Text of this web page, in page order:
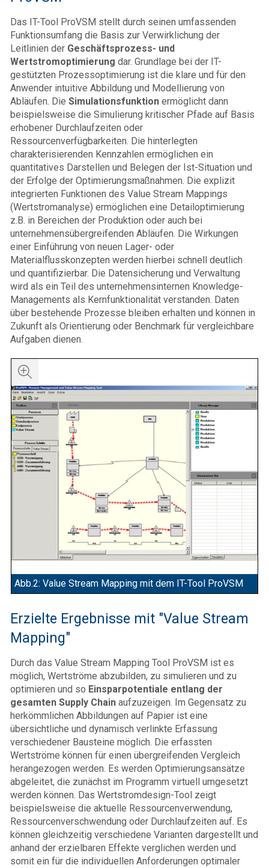
Das IT-Tool ProVSM stellt durch seinen umfassenden
Funktionsumfang die Basis zur Verwirklichung der
Leitlinien der Geschäftsprozess- und
Wertstromoptimierung dar. Grundlage bei der IT-
gestützten Prozessoptimierung ist die klare und für den
Anwender intuitive Abbildung und Modellierung von
Abläufen. Die Simulationsfunktion ermöglicht dann
beispielsweise die Simulierung kritischer Pfade auf Basis
erhobener Durchlaufzeiten oder
Ressourcenverfügbarkeiten. Die hinterlegten
charakterisierenden Kennzahlen ermöglichen ein
quantitatives Darstellen und Belegen der Ist-Situation und
der Erfolge der Optimierungsmaßnahmen. Die explizit
integrierten Funktionen des Value Stream Mappings
(Wertstromanalyse) ermöglichen eine Detailoptimierung
z.B. in Bereichen der Produktion oder auch bei
unternehmensübergreifenden Abläufen. Die Wirkungen
einer Einführung von neuen Lager- oder
Materialflusskonzepten werden hierbei schnell deutlich
und quantifizierbar. Die Datensicherung und Verwaltung
wird als ein Teil des unternehmensinternen Knowledge-
Managements als Kernfunktionalität verstanden. Daten
über bestehende Prozesse bleiben erhalten und können in
Zukunft als Orientierung oder Benchmark für vergleichbare
Aufgaben dienen.
Abb.2: Value Stream Mapping mit dem IT-Tool ProVSM
Erzielte Ergebnisse mit "Value Stream
Mapping"
Durch das Value Stream Mapping Tool ProVSM ist es
möglich, Wertströme abzubilden, zu simulieren und zu
optimieren und so Einsparpotentiale entlang der
gesamten Supply Chain aufzuzeigen. Im Gegensatz zu
herkömmlichen Abbildungen auf Papier ist eine
übersichtliche und dynamisch verlinkte Erfassung
verschiedener Bausteine möglich. Die erfassten
Wertströme können für einen übergreifenden Vergleich
herangezogen werden. Es werden Optimierungsansätze
abgeleitet, die zunächst im Programm virtuell umgesetzt
werden können. Das Wertstromdesign-Tool zeigt
beispielsweise die aktuelle Ressourcenverwendung,
Ressourcenverschwendung oder Durchlaufzeiten auf. Es
können gleichzeitig verschiedene Varianten dargestellt und
anhand der erzielbaren Effekte verglichen werden und
somit ein für die individuellen Anforderungen optimaler